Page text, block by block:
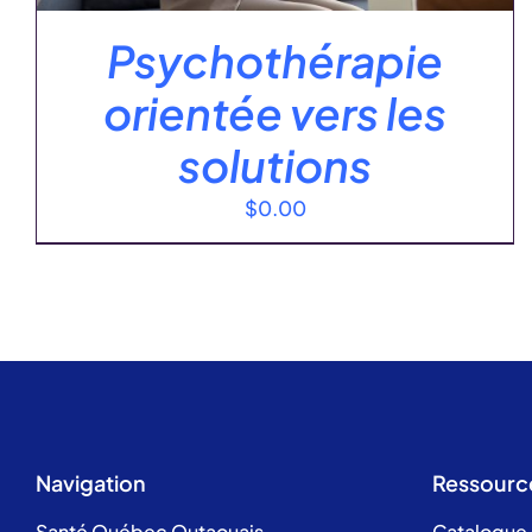
Psychothérapie
orientée vers les
solutions
$0.00
Navigation